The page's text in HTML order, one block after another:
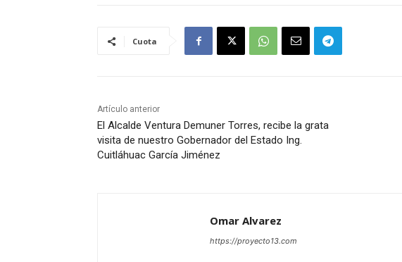
Cuota
Artículo anterior
El Alcalde Ventura Demuner Torres, recibe la grata
visita de nuestro Gobernador del Estado Ing.
Cuitláhuac García Jiménez
Omar Alvarez
https://proyecto13.com